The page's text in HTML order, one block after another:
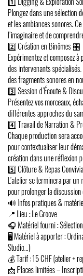
Plongez dans une sélection
et les ambiances sonores.
l’imaginaire et de
2️⃣ Création en Binômes 🎛️
Expérimentez et composez
des intervenants
des fragments sonores en
3️⃣ Session d’Écoute &
Présentez vos morceaux,
différentes approches du
4️⃣ Travail de Narration &
Chaque production sera
pour contextualiser leur
création dans une réflexion
5️⃣ Clôture & Repas
L’atelier se terminera par
pour prolonger la
🔊 Infos pratiques &
📍 Lieu : Le Groove
🎧 Matériel fourni :
🖥 Matériel à apporter :
Studio…)
💰 Tarif : 15 CHF (atelier +
📩 Places limitées –